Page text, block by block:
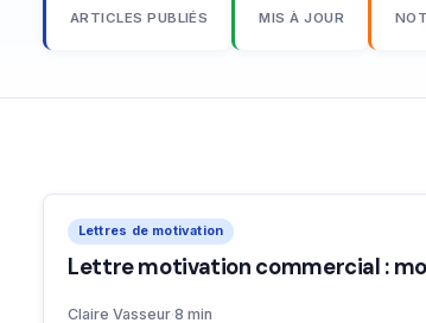
ARTICLES PUBLIÉS MIS À JOUR
Lettres de motivation
Lettre motivation commercial :
Claire Vasseur·8 min